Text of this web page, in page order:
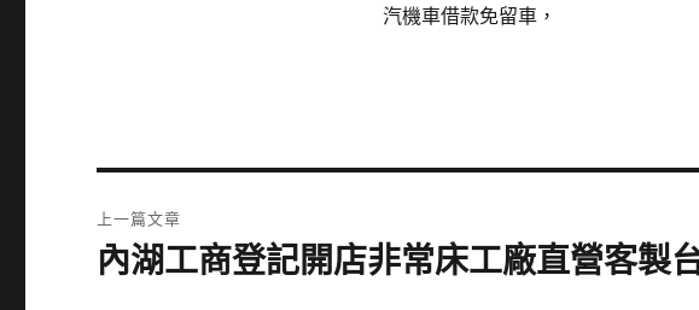
汽機車借款免留車，
章
上一篇文章
上
內湖工商登記開店非常床工廠直營客製